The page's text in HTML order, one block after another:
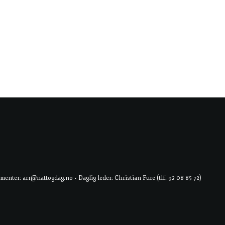
arr@nattogdag.no • Daglig leder: Christian Fure (tlf. 92 08 85 72)